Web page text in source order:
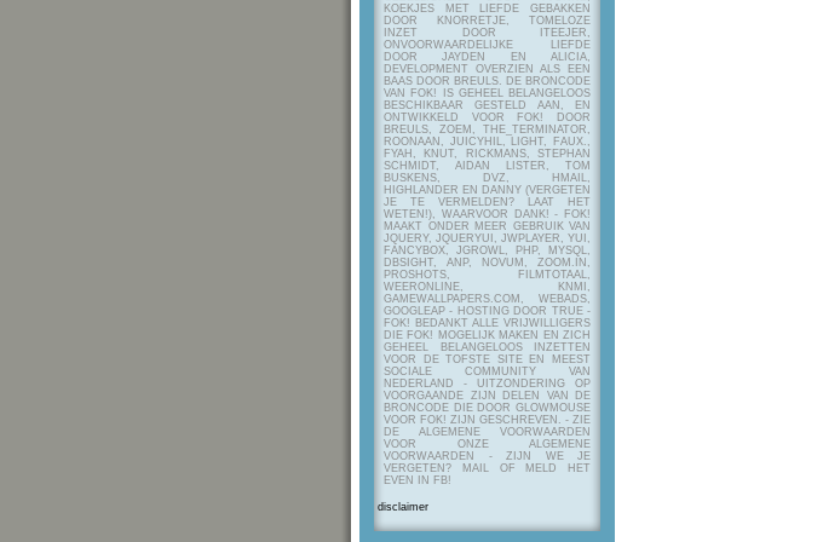
KOEKJES MET LIEFDE GEBAKKEN
DOOR KNORRETJE, TOMELOZE
INZET DOOR ITEEJER,
ONVOORWAARDELIJKE LIEFDE
DOOR JAYDEN EN ALICIA,
DEVELOPMENT OVERZIEN ALS EEN
BAAS DOOR BREULS. DE BRONCODE
VAN FOK! IS GEHEEL BELANGELOOS
BESCHIKBAAR GESTELD AAN, EN
ONTWIKKELD VOOR FOK! DOOR
BREULS, ZOEM, THE_TERMINATOR,
ROONAAN, JUICYHIL, LIGHT, FAUX.,
FYAH, KNUT, RICKMANS, STEPHAN
SCHMIDT, AIDAN LISTER, TOM
BUSKENS, DVZ, HMAIL,
HIGHLANDER EN DANNY (VERGETEN
JE TE VERMELDEN? LAAT HET
WETEN!), WAARVOOR DANK! - FOK!
MAAKT ONDER MEER GEBRUIK VAN
JQUERY, JQUERYUI, JWPLAYER, YUI,
FANCYBOX, JGROWL, PHP, MYSQL,
DBSIGHT, ANP, NOVUM, ZOOM.IN,
PROSHOTS, FILMTOTAAL,
WEERONLINE, KNMI,
GAMEWALLPAPERS.COM, WEBADS,
GOOGLEAP - HOSTING DOOR TRUE -
FOK! BEDANKT ALLE VRIJWILLIGERS
DIE FOK! MOGELIJK MAKEN EN ZICH
GEHEEL BELANGELOOS INZETTEN
VOOR DE TOFSTE SITE EN MEEST
SOCIALE COMMUNITY VAN
NEDERLAND - UITZONDERING OP
VOORGAANDE ZIJN DELEN VAN DE
BRONCODE DIE DOOR GLOWMOUSE
VOOR FOK! ZIJN GESCHREVEN. - ZIE
DE ALGEMENE VOORWAARDEN
VOOR ONZE ALGEMENE
VOORWAARDEN - ZIJN WE JE
VERGETEN? MAIL OF MELD HET
EVEN IN FB!
disclaimer